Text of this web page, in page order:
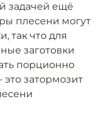
задачей ещё
плесени могут
так что для
заготовки
порционно
затормозит